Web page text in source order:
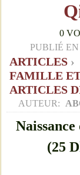
0
ARTICLES ›
FAMILLE
ARTICLES
PUBLIÉ EN
AUTEUR:
(25